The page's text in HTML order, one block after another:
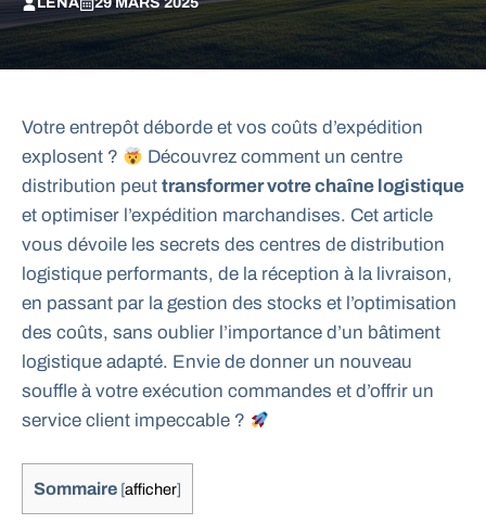
Votre entrepôt déborde et vos coûts d’expédition
explosent ?
Découvrez comment un centre
distribution peut transformer votre chaîne logistique
et optimiser l’expédition marchandises. Cet article
vous dévoile les secrets des centres de distribution
logistique performants, de la réception à la livraison,
en passant par la gestion des stocks et l’optimisation
des coûts, sans oublier l’importance d’un bâtiment
logistique adapté. Envie de donner un nouveau
souffle à votre exécution commandes et d’offrir un
service client impeccable ?
Sommaire [afficher]